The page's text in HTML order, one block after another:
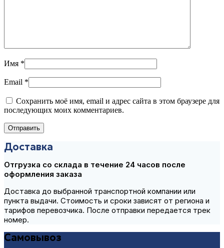
Имя *
Email *
Сохранить моё имя, email и адрес сайта в этом браузере для
последующих моих комментариев.
Доставка
Отгрузка со склада в течение 24 часов после
оформления заказа
Доставка до выбранной транспортной компании или
пункта выдачи. Стоимость и сроки зависят от региона и
тарифов перевозчика. После отправки передается трек
номер.
Самовывоз